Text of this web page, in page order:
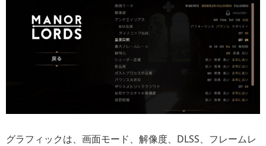
グラフィックは、画面モード、解像度、DLSS、フレームレ